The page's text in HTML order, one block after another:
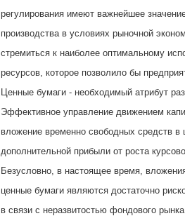
регулирования имеют важнейшее
производства в условиях рыночной
стремиться к наиболее оптимальному
ресурсов, которое позволило бы
Ценные бумаги - необходимый атрибут
Эффективное управление движением
вложение временно свободных средств в
дополнительной прибыли от роста
Безусловно, в настоящее время,
ценные бумаги являются достаточно
в связи с неразвитостью фондового